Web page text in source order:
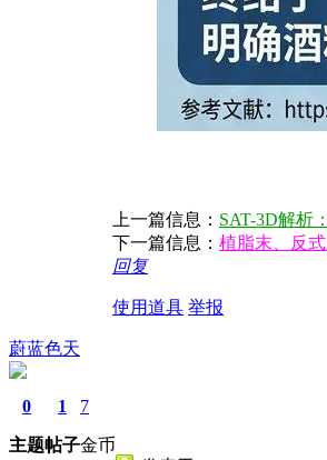
上一篇信息： SAT-3D解析
下一篇信息： 植脂末、反
回复
使用道具 举报
蔚蓝色天
0
主题
1
帖子
7
金币